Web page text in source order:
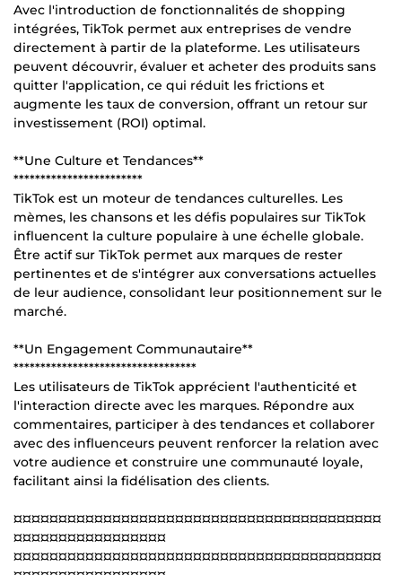
Avec l'introduction de fonctionnalités de shopping
intégrées, TikTok permet aux entreprises de vendre
directement à partir de la plateforme. Les utilisateurs
peuvent découvrir, évaluer et acheter des produits sans
quitter l'application, ce qui réduit les frictions et
augmente les taux de conversion, offrant un retour sur
investissement (ROI) optimal.
**Une Culture et Tendances**
************************
TikTok est un moteur de tendances culturelles. Les
mèmes, les chansons et les défis populaires sur TikTok
influencent la culture populaire à une échelle globale.
Être actif sur TikTok permet aux marques de rester
pertinentes et de s'intégrer aux conversations actuelles
de leur audience, consolidant leur positionnement sur le
marché.
**Un Engagement Communautaire**
**********************************
Les utilisateurs de TikTok apprécient l'authenticité et
l'interaction directe avec les marques. Répondre aux
commentaires, participer à des tendances et collaborer
avec des influenceurs peuvent renforcer la relation avec
votre audience et construire une communauté loyale,
facilitant ainsi la fidélisation des clients.
¤¤¤¤¤¤¤¤¤¤¤¤¤¤¤¤¤¤¤¤¤¤¤¤¤¤¤¤¤¤¤¤¤¤¤¤¤¤¤¤¤
¤¤¤¤¤¤¤¤¤¤¤¤¤¤¤¤¤
¤¤¤¤¤¤¤¤¤¤¤¤¤¤¤¤¤¤¤¤¤¤¤¤¤¤¤¤¤¤¤¤¤¤¤¤¤¤¤¤¤